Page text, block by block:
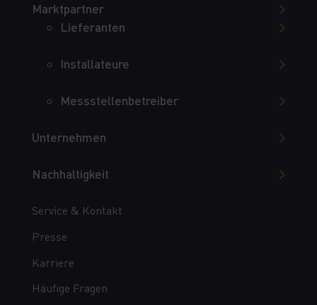
Marktpartner
Lieferanten
Installateure
Messstellenbetreiber
Unternehmen
Nachhaltigkeit
Service & Kontakt
Presse
Karriere
Häufige Fragen